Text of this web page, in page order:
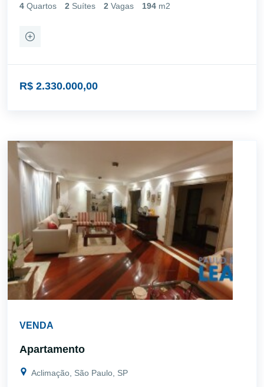
4 Quartos 2 Suítes 2 Vagas 194 m2
R$ 2.330.000,00
VENDA
Apartamento
Aclimação, São Paulo, SP